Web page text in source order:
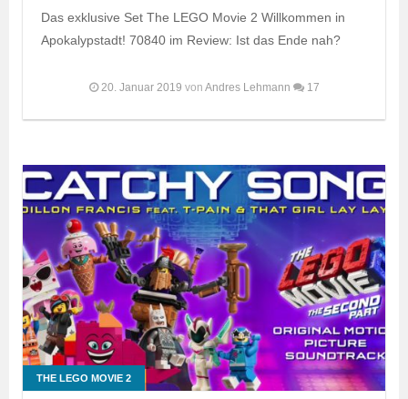
Das exklusive Set The LEGO Movie 2 Willkommen in
Apokalypstadt! 70840 im Review: Ist das Ende nah?
20. Januar 2019 von Andres Lehmann 17
THE LEGO MOVIE 2